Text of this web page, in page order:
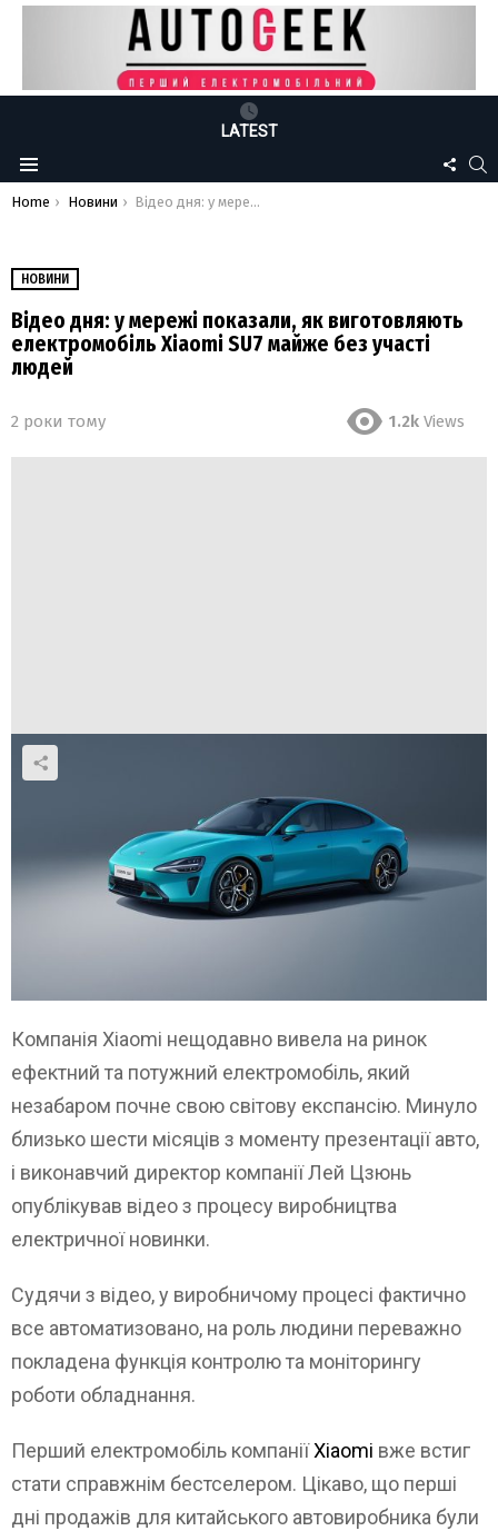
LATEST
Menu
US
You are here:
Home Новини Відео дня: у мережі показали, як виготовляють електромобіль Xiaomi SU7 майже без участі людей
НОВИНИ
Відео дня: у мережі показали, як виготовляють
електромобіль Xiaomi SU7 майже без участі
людей
2 роки тому 1.2k Views
Компанія Xiaomi нещодавно вивела на ринок
ефектний та потужний електромобіль, який
незабаром почне свою світову експансію. Минуло
близько шести місяців з моменту презентації авто,
і виконавчий директор компанії Лей Цзюнь
опублікував відео з процесу виробництва
електричної новинки.
Судячи з відео, у виробничому процесі фактично
все автоматизовано, на роль людини переважно
покладена функція контролю та моніторингу
роботи обладнання.
Перший електромобіль компаніїXiaomi вже встиг
стати справжнім бестселером. Цікаво, що перші
дні продажів для китайського автовиробника були